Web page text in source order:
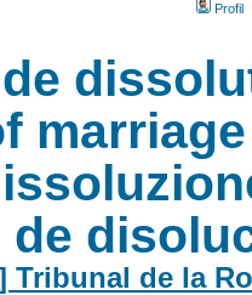
Profil
Tribunal de la